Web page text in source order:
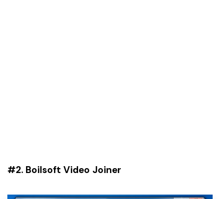
#2. Boilsoft Video Joiner